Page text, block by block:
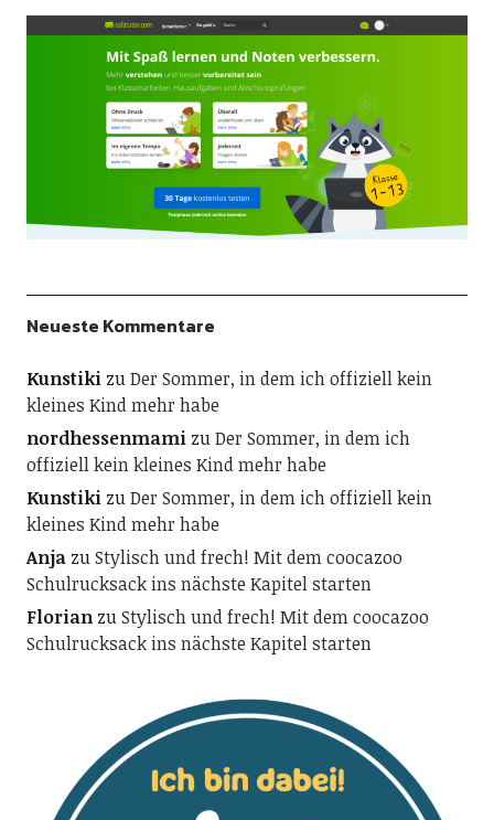
Neueste Kommentare
KunstikizuDer Sommer, in dem ich offiziell kein
kleines Kind mehr habe
nordhessenmamizuDer Sommer, in dem ich
offiziell kein kleines Kind mehr habe
KunstikizuDer Sommer, in dem ich offiziell kein
kleines Kind mehr habe
AnjazuStylisch und frech! Mit dem coocazoo
Schulrucksack ins nächste Kapitel starten
FlorianzuStylisch und frech! Mit dem coocazoo
Schulrucksack ins nächste Kapitel starten